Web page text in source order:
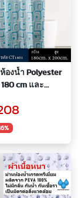
ห้องน้ำ Polyester
cm และ